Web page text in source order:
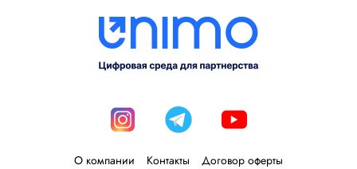
О компании Контакты Договор оферты